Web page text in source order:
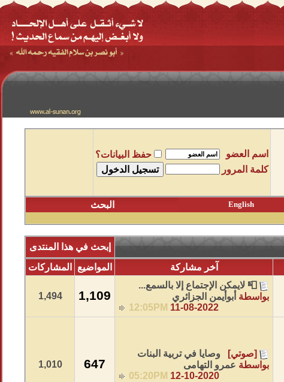
اسم العضو
حفظ البيانات؟
كلمة المرور
English البحث
إبحث في هذا المنتدى
آخر مشاركة المواضيع المشاركات
📮 لايمكن الإجتماع إلا بالسمع...
بواسطة أبوأيمن الجزائري
11-08-2022
12:05PM
1,109
1,494
[صوتي]
وصايا في تربية البنات
بواسطة عمرو التهامى
12-10-2020
05:20PM
647
1,010